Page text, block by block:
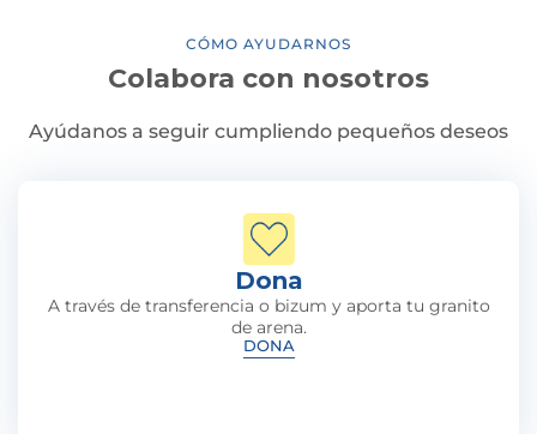
CÓMO AYUDARNOS
Colabora con nosotros
Ayúdanos a seguir cumpliendo pequeños deseos
Dona
A través de transferencia o bizum y aporta tu granito
de arena.
DONA